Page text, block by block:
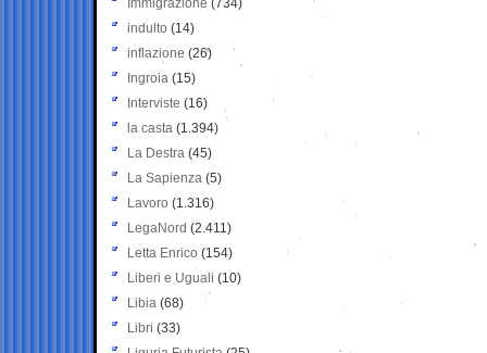
Immigrazione (734)
indulto (14)
inflazione (26)
Ingroia (15)
Interviste (16)
la casta (1.394)
La Destra (45)
La Sapienza (5)
Lavoro (1.316)
LegaNord (2.411)
Letta Enrico (154)
Liberi e Uguali (10)
Libia (68)
Libri (33)